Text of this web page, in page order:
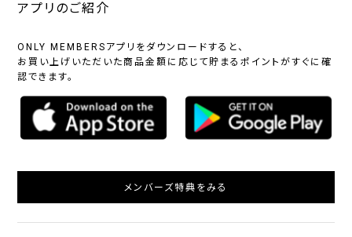
アプリのご紹介
ONLY MEMBERSアプリをダウンロードすると、
お買い上げいただいた商品金額に応じて貯まるポイントがすぐに確
認できます。
メンバーズ特典をみる